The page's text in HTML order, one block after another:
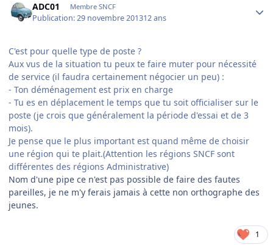
ADC01 Membre SNCF
Publication:29 novembre 201312 ans
C'est pour quelle type de poste ?
Aux vus de la situation tu peux te faire muter pour nécessité
de service (il faudra certainement négocier un peu) :
- Ton déménagement est prix en charge
- Tu es en déplacement le temps que tu soit officialiser sur le
poste (je crois que généralement la période d'essai et de 3
mois).
Je pense que le plus important est quand même de choisir
une région qui te plait.(Attention les régions SNCF sont
différentes des régions Administrative)
Nom d'une pipe ce n'est pas possible de faire des fautes
pareilles, je ne m'y ferais jamais à cette non orthographe des
jeunes.
1